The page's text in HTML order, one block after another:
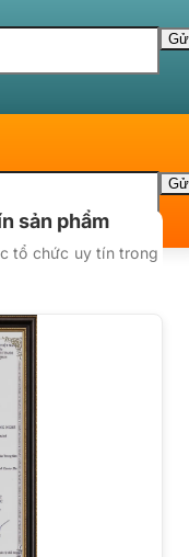
sản phẩm
tổ chức uy tín trong